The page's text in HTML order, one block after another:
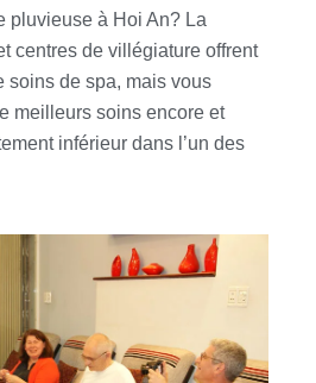
pluvieuse à Hoi An? La
centres de villégiature offrent
soins de spa, mais vous
meilleurs soins encore et
inférieur dans l’un des